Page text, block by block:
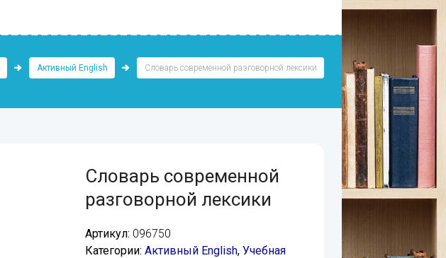
Активный English Словарь современной разговорной лексики
Словарь современной
разговорной лексики
Артикул: 096750
Категории: Активный English, Учебная